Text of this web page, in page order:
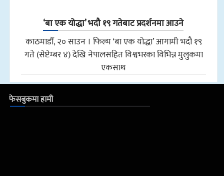
‘बा एक योद्धा’ भदौ १९ गतेबाट प्रदर्शनमा आउने
काठमाडौँ, २० साउन । फिल्म ‘बा एक योद्धा’ आगामी भदौ १९
गते (सेप्टेम्बर ४) देखि नेपालसहित विश्वभरका विभिन्न मुलुकमा
एकसाथ
फेसबुकमा हामी